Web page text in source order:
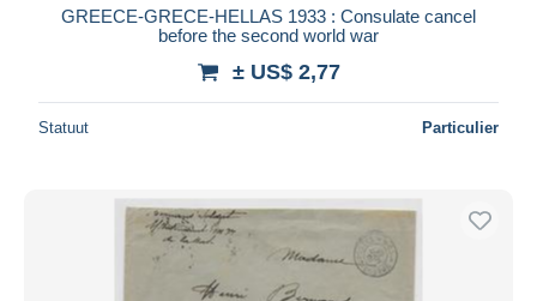
GREECE-GRECE-HELLAS 1933 : Consulate cancel
before the second world war
± US$ 2,77
Statuut Particulier